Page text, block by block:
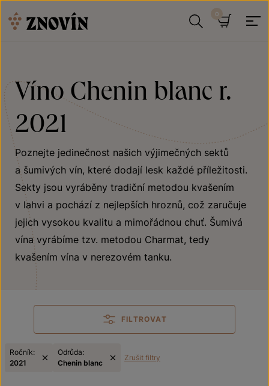
Víno Chenin blanc r.
2021
Poznejte jedinečnost našich výjimečných sektů
a šumivých vín, které dodají lesk každé příležitosti.
Sekty jsou vyráběny tradiční metodou kvašením
v lahvi a pochází z nejlepších hroznů, což zaručuje
jejich vysokou kvalitu a mimořádnou chuť. Šumivá
vína vyrábíme tzv. metodou Charmat, tedy
kvašením vína v nerezovém tanku.
FILTROVAT
Ročník:
2021
Odrůda:
Chenin blanc
Zrušit filtry